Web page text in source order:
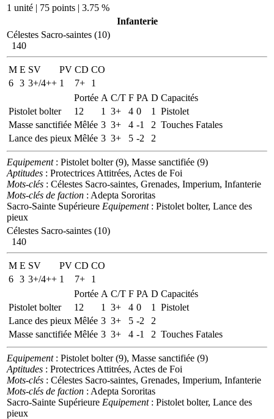
1 unité | 75 points | 3.75 %
Infanterie
Célestes Sacro-saintes (10)
140
M E SV PV CD CO
6 3 3+/4++ 1 7+
1
Portée A C/T F PA D Capacités
Pistolet bolter
12 1 3+ 4 0 1
Pistolet
Masse sanctifiée Mêlée 3 3+ 4 -1 2 Touches Fatales
Lance des pieux Mêlée 3 3+ 5 -2 2
Equipement: Pistolet bolter (9), Masse sanctifiée (9)
Aptitudes : Protectrices Attitrées, Actes de Foi
Mots-clés : Célestes Sacro-saintes, Grenades, Imperium, Infanterie
Mots-clés de faction : Adepta Sororitas
Sacro-Sainte Supérieure Equipement: Pistolet bolter, Lance des
pieux
Célestes Sacro-saintes (10)
140
M E SV PV CD CO
6 3 3+/4++ 1 7+
1
Portée A C/T F PA D Capacités
Pistolet bolter
12 1 3+ 4 0 1
Pistolet
Lance des pieux Mêlée 3 3+ 5 -2
2
Masse sanctifiée Mêlée 3 3+ 4 -1 2 Touches Fatales
Equipement: Pistolet bolter (9), Masse sanctifiée (9)
Aptitudes : Protectrices Attitrées, Actes de Foi
Mots-clés : Célestes Sacro-saintes, Grenades, Imperium, Infanterie
Mots-clés de faction : Adepta Sororitas
Sacro-Sainte Supérieure Equipement: Pistolet bolter, Lance des
pieux